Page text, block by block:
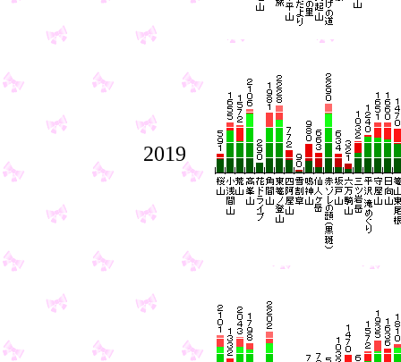
2019